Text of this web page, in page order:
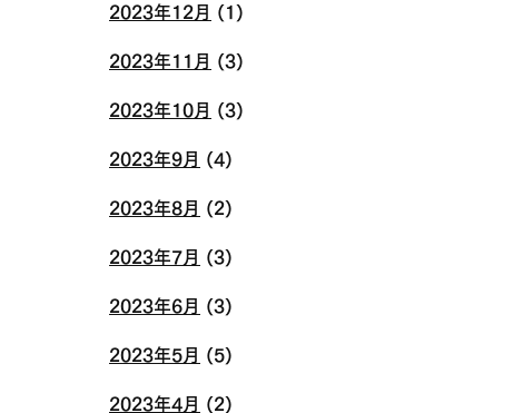
2023年12月 (1)
2023年11月 (3)
2023年10月 (3)
2023年9月 (4)
2023年8月 (2)
2023年7月 (3)
2023年6月 (3)
2023年5月 (5)
2023年4月 (2)